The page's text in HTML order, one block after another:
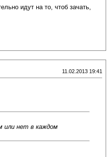
идут на то, чтоб зачать,
11.02.2013 19:41
или нет в каждом